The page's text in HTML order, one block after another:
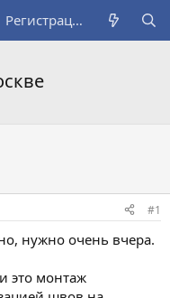
Регистрация
#1
нужно очень вчера.
это монтаж